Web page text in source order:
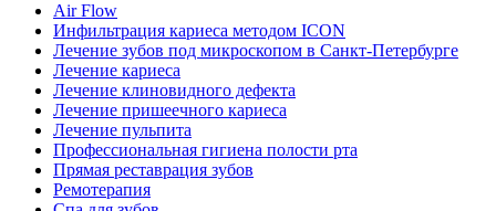
Air Flow
Инфильтрация кариеса методом ICON
Лечение зубов под микроскопом в Санкт-Петербурге
Лечение кариеса
Лечение клиновидного дефекта
Лечение пришеечного кариеса
Лечение пульпита
Профессиональная гигиена полости рта
Прямая реставрация зубов
Ремотерапия